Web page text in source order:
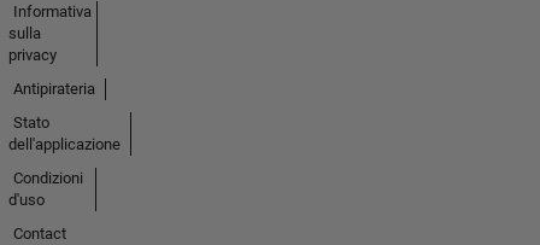
Informativa
sulla
privacy
Antipirateria
Stato
dell'applicazione
Condizioni
d'uso
Contact